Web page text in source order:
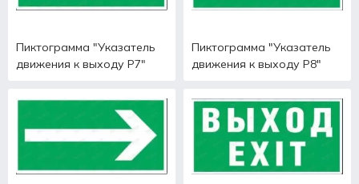
Пиктограмма "Указатель
движения к выходу Р7"
Пиктограмма "Указатель
движения к выходу Р8"